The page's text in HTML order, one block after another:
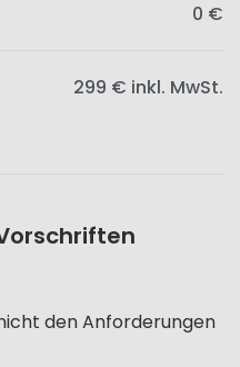
0 €
299 € inkl. MwSt.
den Anforderungen